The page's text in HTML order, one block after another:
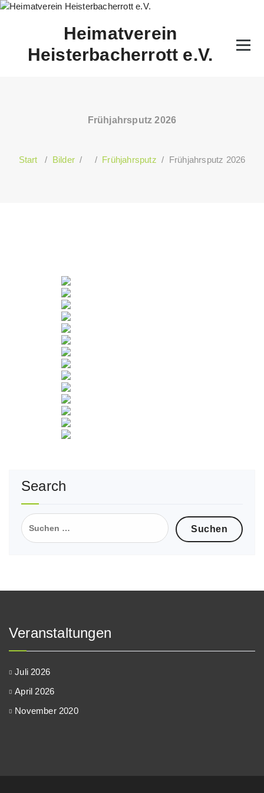
Zum
Heimatverein
Heisterbacherrott e.V.
Frühjahrsputz 2026
Start / Bilder/ / Frühjahrsputz / Frühjahrsputz 2026
Search
Suche
nach:
Veranstaltungen
Juli 2026
April 2026
November 2020